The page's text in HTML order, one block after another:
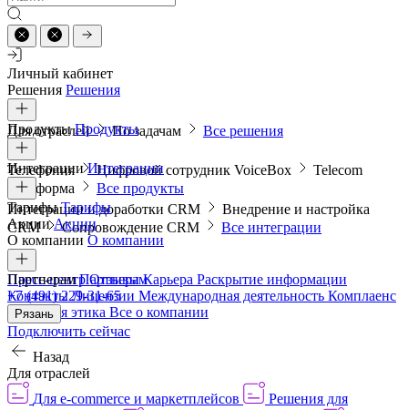
Личный кабинет
Решения Решения
Для отраслей По задачам Все решения
ПродуктыПродукты
Телефония Цифровой сотрудник VoiceBox
Telecom
платформа
Все продукты
ИнтеграцииИнтеграции
Интеграции и доработки CRM
Внедрение и настройка
CRM
Сопровождение CRM Все интеграции
ТарифыТарифы
АкцииАкции
О компании О компании
Пресс-центрОтзывыКарьера Раскрытие информации
КонтактыЛицензии Международная деятельность Комплаенс
и деловая этика Все о компании
ПартнерамПартнерам
+7 (491) 229-31-65
Рязань
Подключить сейчас
Назад
Для отраслей
Для e-commerce и маркетплейсов
Решения для